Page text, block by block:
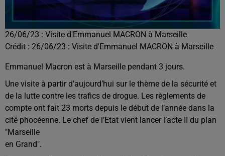
26/06/23 : Visite d'Emmanuel MACRON à Marseille
Crédit : 26/06/23 : Visite d'Emmanuel MACRON à Marseille
Emmanuel Macron est à Marseille pendant 3 jours.
Une visite à partir d’aujourd’hui sur le thème de la sécurité et
de la lutte contre les trafics de drogue. Les règlements de
compte ont fait 23 morts depuis le début de l’année dans la
cité phocéenne. Le chef de l’Etat vient lancer l’acte II du plan
"Marseille
en Grand".